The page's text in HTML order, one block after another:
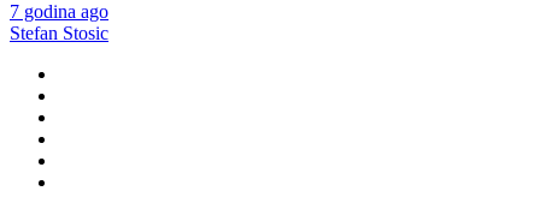
7 godina ago
Stefan Stosic